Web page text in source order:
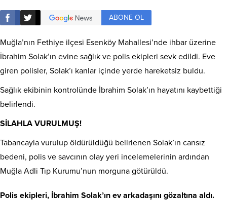
ABONE OL
Muğla’nın Fethiye ilçesi Esenköy Mahallesi’nde ihbar üzerine
İbrahim Solak’ın evine sağlık ve polis ekipleri sevk edildi. Eve
giren polisler, Solak’ı kanlar içinde yerde hareketsiz buldu.
Sağlık ekibinin kontrolünde İbrahim Solak’ın hayatını kaybettiği
belirlendi.
SİLAHLA VURULMUŞ!
Tabancayla vurulup öldürüldüğü belirlenen Solak’ın cansız
bedeni, polis ve savcının olay yeri incelemelerinin ardından
Muğla Adli Tıp Kurumu’nun morguna götürüldü.
Polis ekipleri, İbrahim Solak’ın ev arkadaşını gözaltına aldı.